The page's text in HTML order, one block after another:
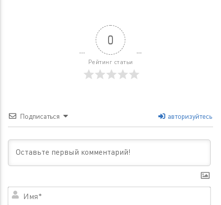
0
Рейтинг статьи
Подписаться авторизуйтесь